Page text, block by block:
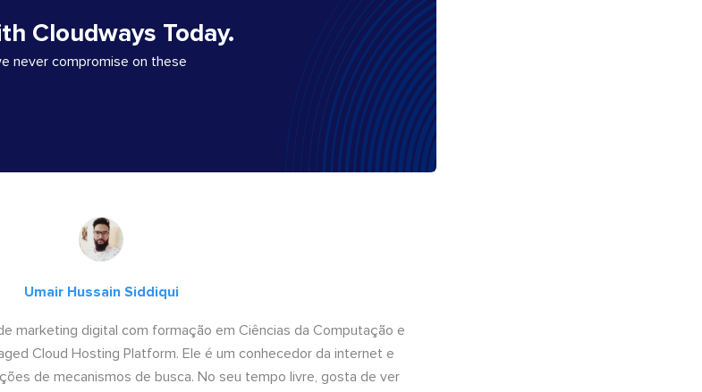
Cloudways Today.
never compromise on these
Umair Hussain Siddiqui
marketing digital com formação em Ciências da Computação e
Cloud Hosting Platform. Ele é um conhecedor da internet e
de mecanismos de busca. No seu tempo livre, gosta de ver